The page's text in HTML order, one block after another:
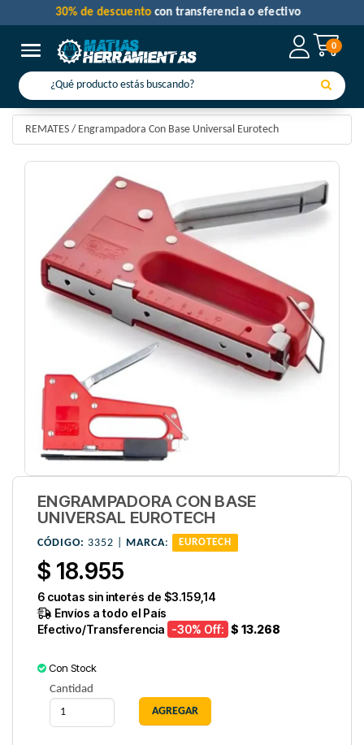
0
Toggle navigation
30% de descuentocon transferencia o efectivo
REMATES / Engrampadora Con Base Universal Eurotech
ENGRAMPADORA CON BASE
UNIVERSAL EUROTECH
CÓDIGO: 3352 | MARCA: EUROTECH
$ 18.955
6 cuotas sin interés de $3.159,14
Envíos a todo el País
Efectivo/Transferencia -30% Off: $ 13.268
Con Stock
Cantidad